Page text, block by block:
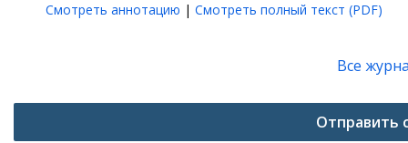
Смотреть аннотацию | Смотреть полный текст (PDF)
Все
Отправить